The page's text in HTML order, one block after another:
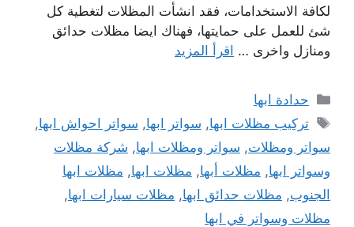
لكافة الاستخدامات، فقد انشأت المظلات لتغطية كل
شئ للعمل على حمايتها، فهناك ايضا مظلات حدائق
ومنازل واخرى … اقرأ المزيد
التصنيفات
حدادة ابها
الوسوم
تركيب مظلات ابها, سواتر ابها, سواتر احواش ابها,
سواتر ومظلات, سواتر ومظلات ابها, شركة مظلات
وسواتر ابها, مظلات أبها, مظلات ابها, مظلات ابها
الجنوب, مظلات حدائق ابها, مظلات سيارات ابها,
مظلات وسواتر في ابها